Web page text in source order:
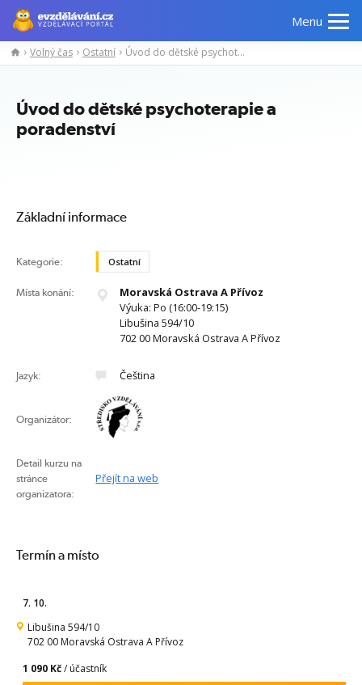
Menu
Manažerské
Odborné
Volný čas Ostatní Úvod do dětské psychoterapie a poradenství
Úvod do dětské psychoterapie a
poradenství
Základní informace
Kategorie: Ostatní
Místa konání:
Moravská Ostrava A Přívoz
Výuka: Po (16:00-19:15)
Libušina 594/10
702 00 Moravská Ostrava A Přívoz
Jazyk: Čeština
Organizátor:
Detail kurzu na
stránce
organizatora:
Přejít na web
Termín a místo
7. 10.
Libušina 594/10
702 00 Moravská Ostrava A Přívoz
1 090 Kč/ účastník